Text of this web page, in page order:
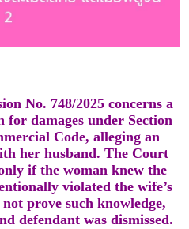
No. 748/2025 concerns a
for damages under Section
Code, alleging an
her husband. The Court
if the woman knew the
violated the wife’s
prove such knowledge,
defendant was dismissed.